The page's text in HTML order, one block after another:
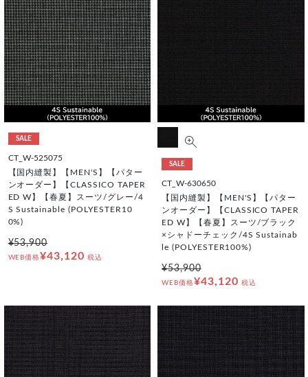
SALE
CT_W-525075
【国内縫製】【MEN'S】【パター
ンオーダー】【CLASSICO TAPER
ED W】【春夏】スーツ/グレー/4
S Sustainable (POLYESTER10
0%)
¥53,900
WEB価格¥43,120 税込
SALE
CT_W-630650
【国内縫製】【MEN'S】【パター
ンオーダー】【CLASSICO TAPER
ED W】【春夏】スーツ/ブラック
×シャドーチェック/4S Sustainab
le (POLYESTER100%)
¥53,900
WEB価格¥43,120 税込